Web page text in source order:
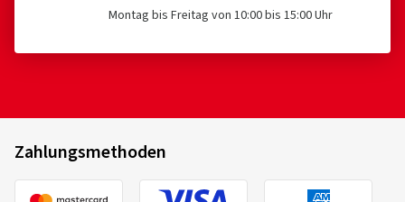
Montag bis Freitag von 10:00 bis 15:00 Uhr
Zahlungsmethoden